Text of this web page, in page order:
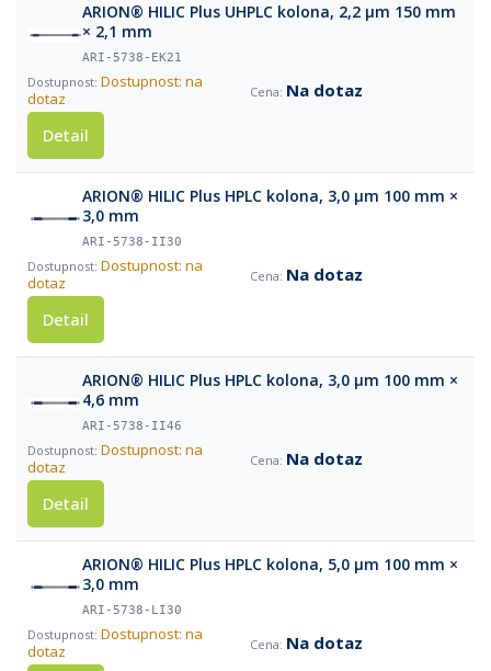
ARION® HILIC Plus UHPLC kolona, 2,2 µm 150 mm
× 2,1 mm
ARI-5738-EK21
Dostupnost: na
dotaz
Na dotaz
Detail
ARION® HILIC Plus HPLC kolona, 3,0 µm 100 mm ×
3,0 mm
ARI-5738-II30
Dostupnost: na
dotaz
Na dotaz
Detail
ARION® HILIC Plus HPLC kolona, 3,0 µm 100 mm ×
4,6 mm
ARI-5738-II46
Dostupnost: na
dotaz
Na dotaz
Detail
ARION® HILIC Plus HPLC kolona, 5,0 µm 100 mm ×
3,0 mm
ARI-5738-LI30
Dostupnost: na
dotaz
Na dotaz